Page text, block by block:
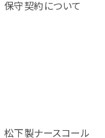
保守契約について
松下製ナースコール